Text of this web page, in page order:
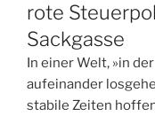
rote
Sackgasse
In einer Welt, »in
aufeinander
stabile Zeiten